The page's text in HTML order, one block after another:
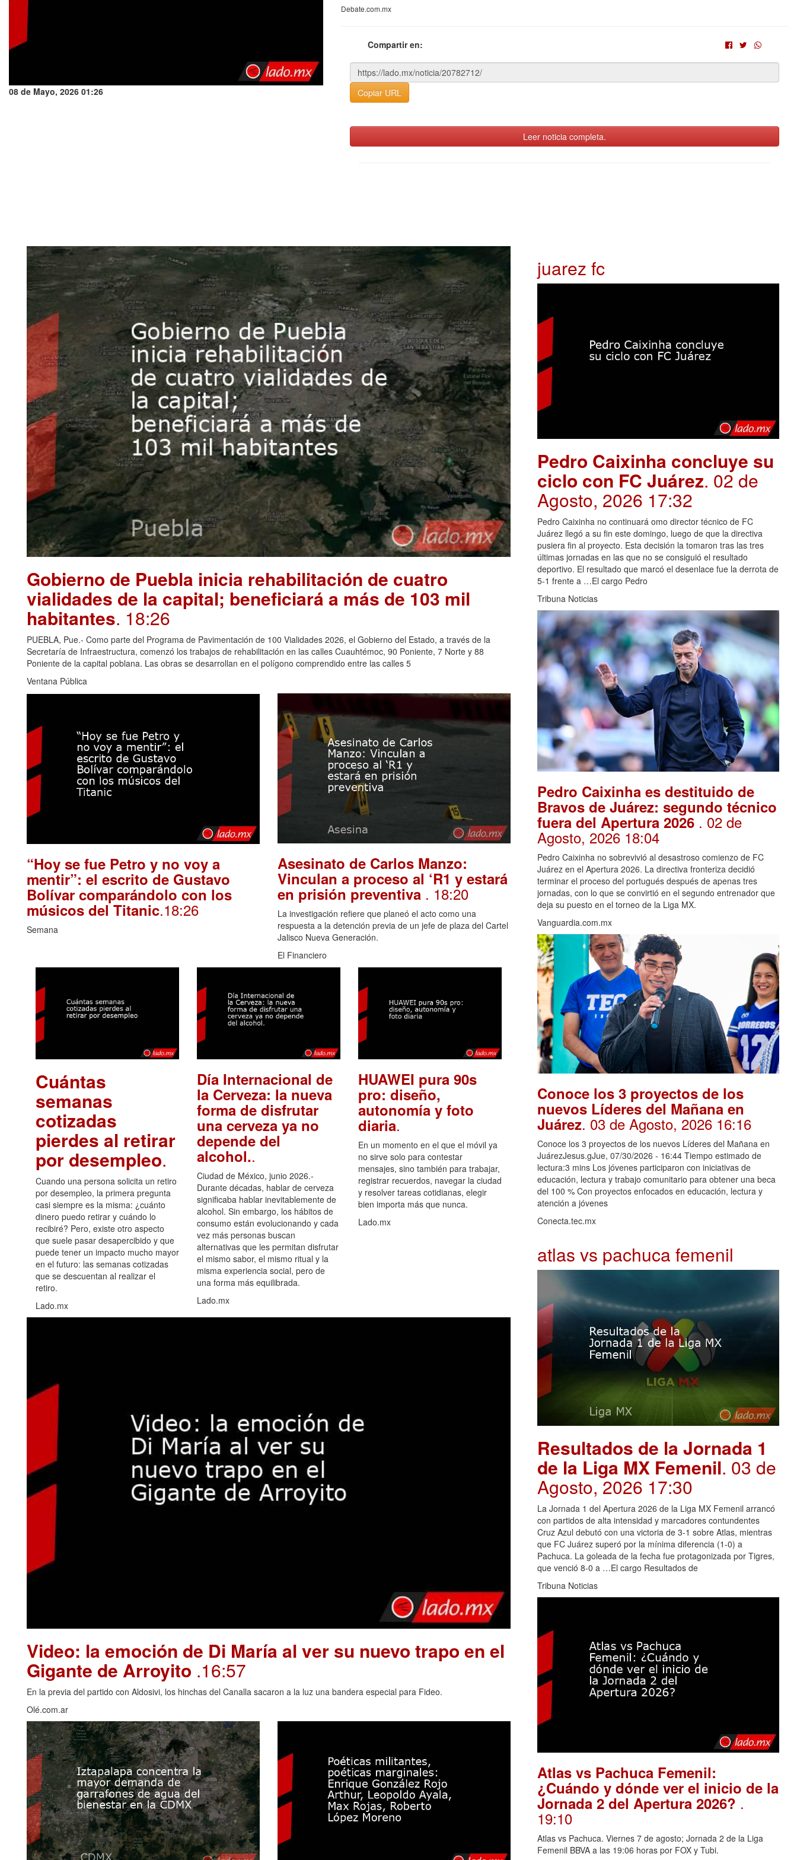
08 de Mayo, 2026 01:26
Debate.com.mx
Compartir en:
Copiar URL
Leer noticia completa.
Gobierno de Puebla inicia rehabilitación de cuatro
vialidades de la capital; beneficiará a más de 103 mil
habitantes. 18:26
PUEBLA, Pue.- Como parte del Programa de Pavimentación de 100 Vialidades 2026, el Gobierno del Estado, a través de la
Secretaría de Infraestructura, comenzó los trabajos de rehabilitación en las calles Cuauhtémoc, 90 Poniente, 7 Norte y 88
Poniente de la capital poblana. Las obras se desarrollan en el polígono comprendido entre las calles 5
Ventana Pública
“Hoy se fue Petro y no voy a
mentir”: el escrito de Gustavo
Bolívar comparándolo con los
músicos del Titanic.18:26
Semana
Asesinato de Carlos Manzo:
Vinculan a proceso al ‘R1 y estará
en prisión preventiva . 18:20
La investigación refiere que planeó el acto como una
respuesta a la detención previa de un jefe de plaza del Cartel
Jalisco Nueva Generación.
El Financiero
Cuántas
semanas
cotizadas
pierdes al retirar
por desempleo.
Cuando una persona solicita un retiro
por desempleo, la primera pregunta
casi siempre es la misma: ¿cuánto
dinero puedo retirar y cuándo lo
recibiré? Pero, existe otro aspecto
que suele pasar desapercibido y que
puede tener un impacto mucho mayor
en el futuro: las semanas cotizadas
que se descuentan al realizar el
retiro.
Lado.mx
Día Internacional de
la Cerveza: la nueva
forma de disfrutar
una cerveza ya no
depende del
alcohol..
Ciudad de México, junio 2026.-
Durante décadas, hablar de cerveza
significaba hablar inevitablemente de
alcohol. Sin embargo, los hábitos de
consumo están evolucionando y cada
vez más personas buscan
alternativas que les permitan disfrutar
el mismo sabor, el mismo ritual y la
misma experiencia social, pero de
una forma más equilibrada.
Lado.mx
HUAWEI pura 90s
pro: diseño,
autonomía y foto
diaria.
En un momento en el que el móvil ya
no sirve solo para contestar
mensajes, sino también para trabajar,
registrar recuerdos, navegar la ciudad
y resolver tareas cotidianas, elegir
bien importa más que nunca.
Lado.mx
Video: la emoción de Di María al ver su nuevo trapo en el
Gigante de Arroyito .16:57
En la previa del partido con Aldosivi, los hinchas del Canalla sacaron a la luz una bandera especial para Fideo.
Olé.com.ar
juarez fc
Pedro Caixinha concluye su
ciclo con FC Juárez. 02 de
Agosto, 2026 17:32
Pedro Caixinha no continuará omo director técnico de FC
Juárez llegó a su fin este domingo, luego de que la directiva
pusiera fin al proyecto. Esta decisión la tomaron tras las tres
últimas jornadas en las que no se consiguió el resultado
deportivo. El resultado que marcó el desenlace fue la derrota de
5-1 frente a …El cargo Pedro
Tribuna Noticias
Pedro Caixinha es destituido de
Bravos de Juárez: segundo técnico
fuera del Apertura 2026 . 02 de
Agosto, 2026 18:04
Pedro Caixinha no sobrevivió al desastroso comienzo de FC
Juárez en el Apertura 2026. La directiva fronteriza decidió
terminar el proceso del portugués después de apenas tres
jornadas, con lo que se convirtió en el segundo entrenador que
deja su puesto en el torneo de la Liga MX.
Vanguardia.com.mx
Conoce los 3 proyectos de los
nuevos Líderes del Mañana en
Juárez. 03 de Agosto, 2026 16:16
Conoce los 3 proyectos de los nuevos Líderes del Mañana en
JuárezJesus.gJue, 07/30/2026 - 16:44 Tiempo estimado de
lectura:3 mins Los jóvenes participaron con iniciativas de
educación, lectura y trabajo comunitario para obtener una beca
del 100 % Con proyectos enfocados en educación, lectura y
atención a jóvenes
Conecta.tec.mx
atlas vs pachuca femenil
Resultados de la Jornada 1
de la Liga MX Femenil. 03 de
Agosto, 2026 17:30
La Jornada 1 del Apertura 2026 de la Liga MX Femenil arrancó
con partidos de alta intensidad y marcadores contundentes
Cruz Azul debutó con una victoria de 3-1 sobre Atlas, mientras
que FC Juárez superó por la mínima diferencia (1-0) a
Pachuca. La goleada de la fecha fue protagonizada por Tigres,
que venció 8-0 a …El cargo Resultados de
Tribuna Noticias
Atlas vs Pachuca Femenil:
¿Cuándo y dónde ver el inicio de la
Jornada 2 del Apertura 2026? .
19:10
Atlas vs Pachuca. Viernes 7 de agosto; Jornada 2 de la Liga
Femenil BBVA a las 19:06 horas por FOX y Tubi.